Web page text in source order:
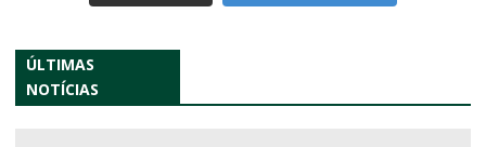
ÚLTIMAS
NOTÍCIAS